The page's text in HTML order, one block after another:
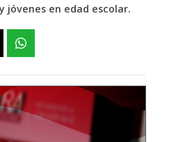
jóvenes en edad escolar.